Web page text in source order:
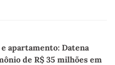
apartamento: Datena
de R$ 35 milhões em